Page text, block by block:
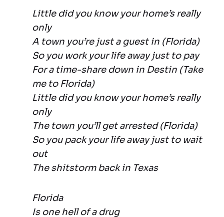
Little did you know your home’s really
only
A town you’re just a guest in (Florida)
So you work your life away just to pay
For a time-share down in Destin (Take
me to Florida)
Little did you know your home’s really
only
The town you’ll get arrested (Florida)
So you pack your life away just to wait
out
The shitstorm back in Texas
Florida
Is one hell of a drug